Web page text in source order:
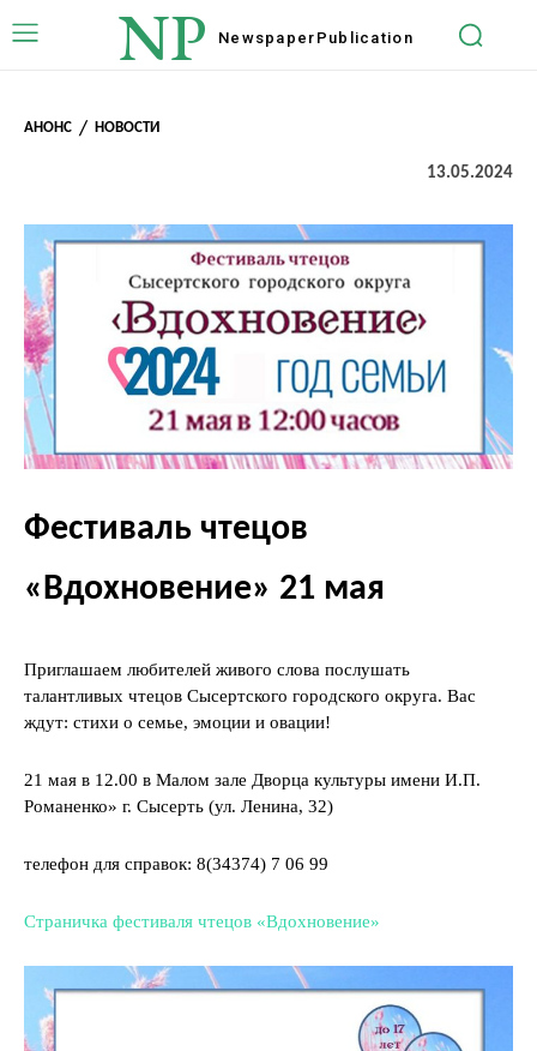
NP Newspaper Publication
АНОНС НОВОСТИ
13.05.2024
Фестиваль чтецов
«Вдохновение» 21 мая
Приглашаем любителей живого слова послушать
талантливых чтецов Сысертского городского округа. Вас
ждут: стихи о семье, эмоции и овации!
21 мая в 12.00 в Малом зале Дворца культуры имени И.П.
Романенко» г. Сысерть (ул. Ленина, 32)
телефон для справок: 8(34374) 7 06 99
Страничка фестиваля чтецов «Вдохновение»